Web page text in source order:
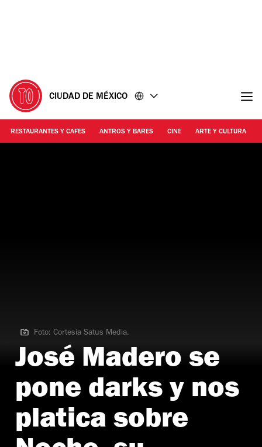
CIUDAD DE MÉXICO
RESTAURANTES Y CAFES ANTROS Y BARES CINE ARTE Y CULTURA
Foto: Cortesía Satus Media. | José Madero
Foto: Cortesía Satus Media.
José Madero se
pone darks y nos
platica sobre